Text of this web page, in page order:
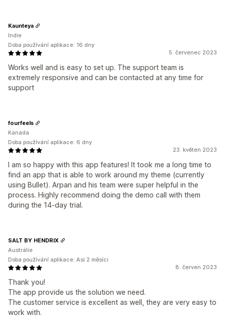
5. červenec 2023
Works well and is easy to set up. The support team is
extremely responsive and can be contacted at any time for
support
Kaunteya
Indie
Doba používání aplikace: 16 dny
23. květen 2023
I am so happy with this app features! It took me a long time to
find an app that is able to work around my theme (currently
using Bullet). Arpan and his team were super helpful in the
process. Highly recommend doing the demo call with them
during the 14-day trial.
fourfeels
Kanada
Doba používání aplikace: 6 dny
8. červen 2023
Thank you!
The app provide us the solution we need.
The customer service is excellent as well, they are very easy to
work with.
SALT BY HENDRIX
Austrálie
Doba používání aplikace: Asi 2 měsíci